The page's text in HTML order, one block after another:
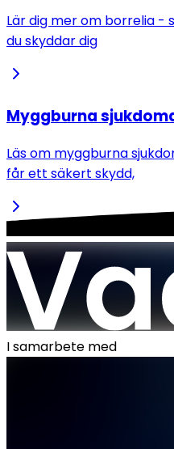
Lär dig mer om borrelia -
du skyddar dig
Myggburna
Läs om myggburna
får ett säkert skydd,
I samarbete med